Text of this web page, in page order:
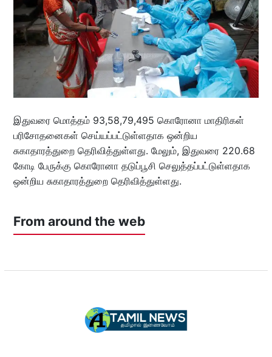
இதுவரை மொத்தம் 93,58,79,495 கொரோனா மாதிரிகள்
பரிசோதனைகள் செய்யப்பட்டுள்ளதாக ஒன்றிய
சுகாதாரத்துறை தெரிவித்துள்ளது. மேலும், இதுவரை 220.68
கோடி பேருக்கு கொரோனா தடுப்பூசி செலுத்தப்பட்டுள்ளதாக
ஒன்றிய சுகாதாரத்துறை தெரிவித்துள்ளது.
From around the web